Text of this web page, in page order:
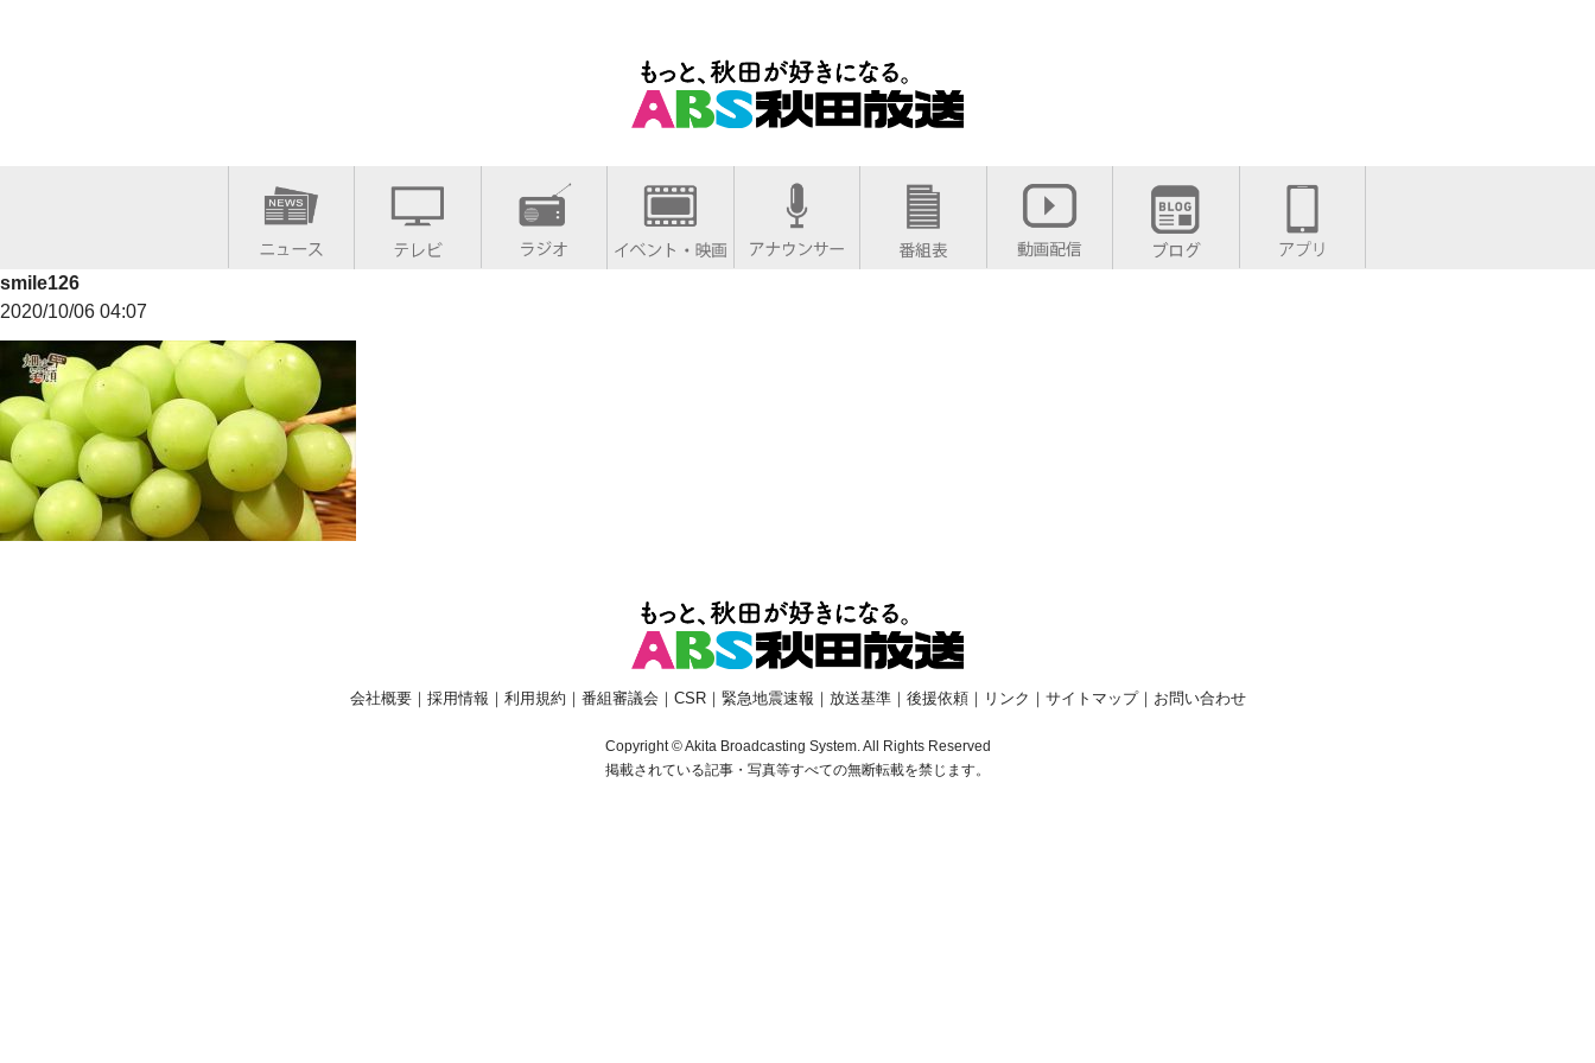
smile126
2020/10/06 04:07
会社概要｜ 採用情報 ｜ 利用規約 ｜ 番組審議会 ｜ CSR｜ 緊急地震速報 ｜ 放送基準｜ 後援依頼｜ リンク ｜ サイトマップ｜ お問い合わせ
Copyright © Akita Broadcasting System. All Rights Reserved
掲載されている記事・写真等すべての無断転載を禁じます。